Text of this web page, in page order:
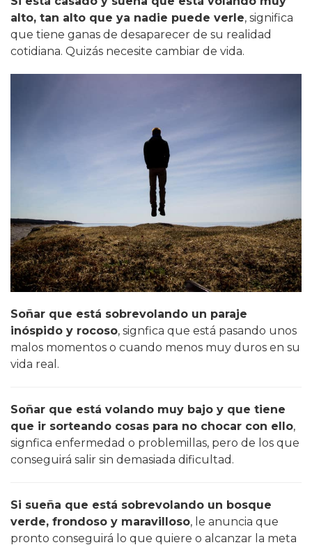
alto, tan alto que ya nadie puede verle, significa
que tiene ganas de desaparecer de su realidad
cotidiana. Quizás necesite cambiar de vida.
Soñar que está sobrevolando un paraje
inóspido y rocoso, signfica que está pasando unos
malos momentos o cuando menos muy duros en su
vida real.
Soñar que está volando muy bajo y que tiene
que ir sorteando cosas para no chocar con ello,
signfica enfermedad o problemillas, pero de los que
conseguirá salir sin demasiada dificultad.
Si sueña que está sobrevolando un bosque
verde, frondoso y maravilloso, le anuncia que
pronto conseguirá lo que quiere o alcanzar la meta